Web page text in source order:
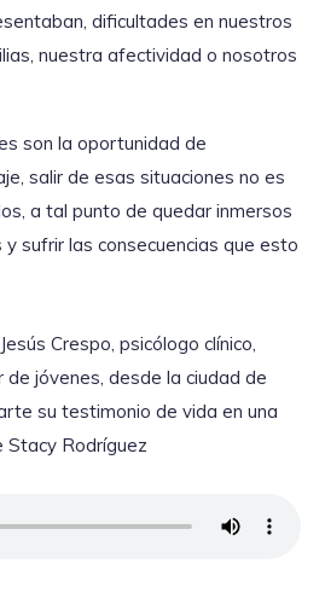
dificultades en nuestros
nuestra afectividad o nosotros
son la oportunidad de
salir de esas situaciones no es
a tal punto de quedar inmersos
sufrir las consecuencias que esto
Crespo, psicólogo clínico,
jóvenes, desde la ciudad de
su testimonio de vida en una
Stacy Rodríguez